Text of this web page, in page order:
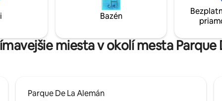
Bazén
miesta v okolí mesta Parque
Parque De La Alemán